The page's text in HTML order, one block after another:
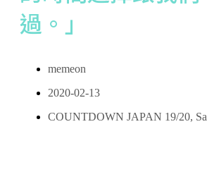
過。」
memeon
2020-02-13
COUNTDOWN JAPAN 19/20,